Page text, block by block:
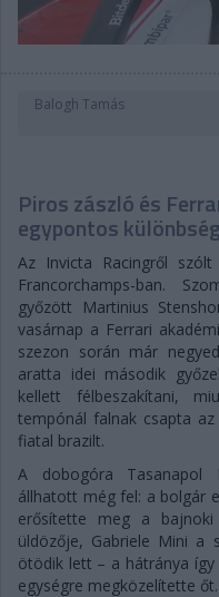
Balogh Tamás
Piros zászló és
egypontos
Az Invicta Racingről
Francorchamps-ban.
győzött Martinius
vasárnap a Ferrari
szezon során már
aratta idei második
kellett félbeszakítani,
tempónál falnak csapta
fiatal brazilt.
A dobogóra Tasanapol
állhatott még fel: a bolgár
erősítette meg a bajnoki
üldözője, Gabriele Mini a
ötödik lett – a hátránya
egységre megközelítette őt.